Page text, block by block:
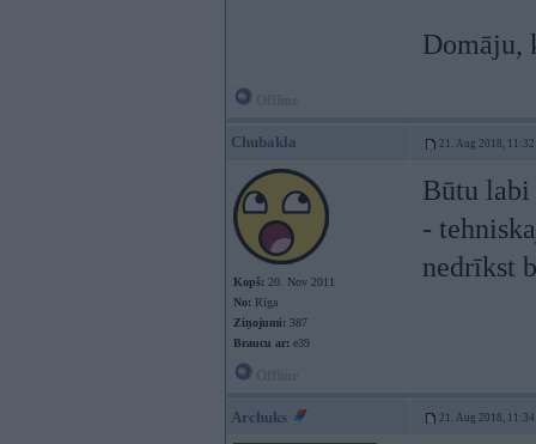
Domāju,
Chubakla 21. Aug 2018, 11:32
Kopš: 20. Nov 2011
No: Rīga
Ziņojumi: 387
Braucu ar: e39
Būtu labi
-
nedrīkst
Archuks 21. Aug 2018, 11:34